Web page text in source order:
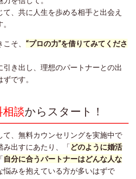
、共に人生を歩める相手と出会え
そ、 “プロの力”を借りてみてくださ
引き出し、理想のパートナーとの出
です。
相談からスタート！
て、無料カウンセリングを実施中で
み出すにあたり、「どのように婚活
自分に合うパートナーはどんな人な
悩みを抱えている方が多いはずで